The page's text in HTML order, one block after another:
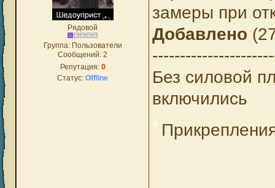
Рядовой
Группа: Пользователи
Сообщений: 2
Репутация: 0
Статус: Offline
замеры при
Добавлено
Без силовой
включились